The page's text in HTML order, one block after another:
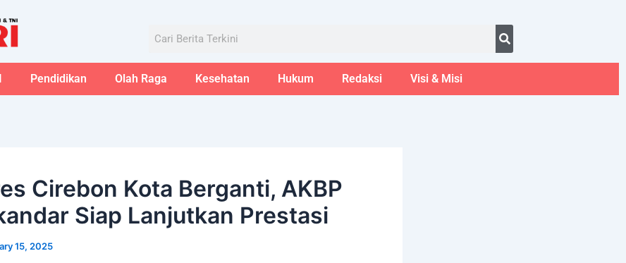
Pendidikan Olah Raga Kesehatan Hukum Redaksi Visi & Misi
Cirebon Kota Berganti, AKBP
Siap Lanjutkan Prestasi
15, 2025